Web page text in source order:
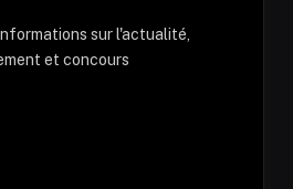
sur l'actualité,
et concours